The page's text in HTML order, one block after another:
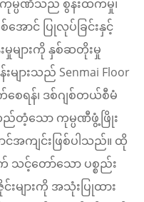
ကုမ္ပဏီသည် စွန်းထက်မှု၊
အောင် ပြုလုပ်ခြင်းနှင့်
များကို နှစ်ဆတိုးမှု
ျားသည် Senmai Floor
စေရန်၊ ဒစ်ဂျစ်တယ်စီမံ
ည်တံ့သော ကုမ္ပဏီဖွံ့ဖြိုး
အကျင်းဖြစ်ပါသည်။ ထို
သင့်တော်သော ပစ္စည်း
င်းများကို အသုံးပြုထား